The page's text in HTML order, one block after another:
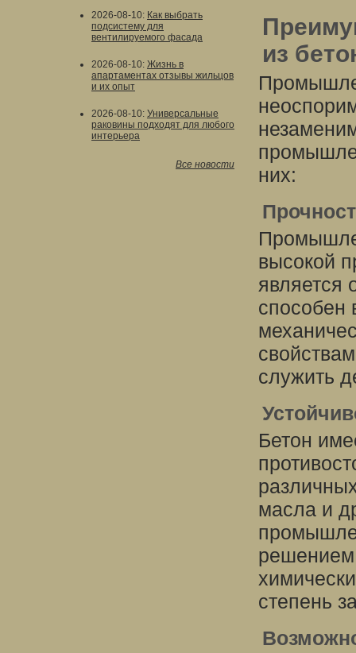
2026-08-10: Как выбрать
подсистему для
вентилируемого фасада
2026-08-10: Жизнь в
апартаментах отзывы жильцов
и их опыт
2026-08-10: Универсальные
раковины подходят для любого
интерьера
Все новости
из
них:
высокой
является
способен
служить
Бетон
масла и
решением
степень